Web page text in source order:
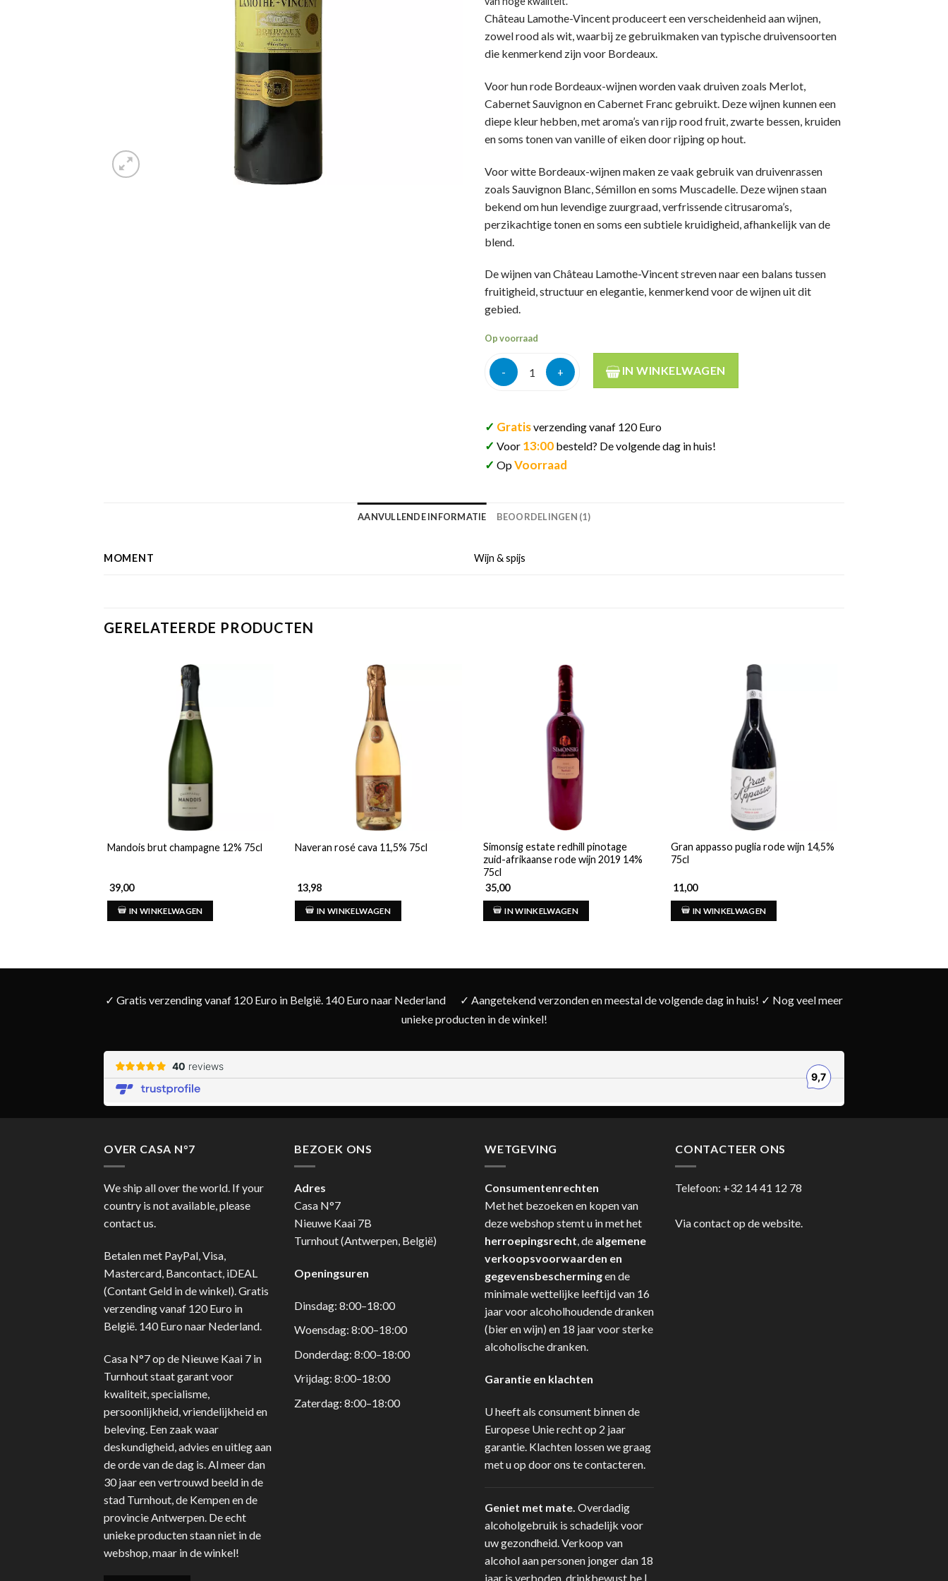
Château Lamothe-Vincent produceert een verscheidenheid aan wijnen,
zowel rood als wit, waarbij ze gebruikmaken van typische druivensoorten
die kenmerkend zijn voor Bordeaux.
Voor hun rode Bordeaux-wijnen worden vaak druiven zoals Merlot,
Cabernet Sauvignon en Cabernet Franc gebruikt. Deze wijnen kunnen een
diepe kleur hebben, met aroma’s van rijp rood fruit, zwarte bessen, kruiden
en soms tonen van vanille of eiken door rijping op hout.
Voor witte Bordeaux-wijnen maken ze vaak gebruik van druivenrassen
zoals Sauvignon Blanc, Sémillon en soms Muscadelle. Deze wijnen staan
bekend om hun levendige zuurgraad, verfrissende citrusaroma’s,
perzikachtige tonen en soms een subtiele kruidigheid, afhankelijk van de
blend.
De wijnen van Château Lamothe-Vincent streven naar een balans tussen
fruitigheid, structuur en elegantie, kenmerkend voor de wijnen uit dit
gebied.
Op voorraad
Chateau lamothe-vincent bordeaux heritage 2020 rode wijn 14,5% 75cl aantal
IN WINKELWAGEN
✓ Gratisverzending vanaf 120 Euro
✓ Voor 13:00 besteld? De volgende dag in huis!
✓ OpVoorraad
AANVULLENDE INFORMATIE BEOORDELINGEN (1)
MOMENT Wijn & spijs
GERELATEERDE PRODUCTEN
Mandois brut champagne 12% 75cl
39,00
IN WINKELWAGEN
Naveran rosé cava 11,5% 75cl
13,98
IN WINKELWAGEN
Simonsig estate redhill pinotage
zuid-afrikaanse rode wijn 2019 14%
75cl
35,00
IN WINKELWAGEN
Gran appasso puglia rode wijn 14,5%
75cl
11,00
IN WINKELWAGEN
✓ Gratis verzending vanaf 120 Euro in België. 140 Euro naar Nederland
✓ Aangetekend verzonden en meestal de volgende dag in huis! ✓ Nog veel meer
unieke producten in de winkel!
OVER CASA N°7
We ship all over the world. If your
country is not available, please
contact us.
Betalen met PayPal, Visa,
Mastercard, Bancontact, iDEAL
(Contant Geld in de winkel). Gratis
verzending vanaf 120 Euro in
België. 140 Euro naar Nederland.
Casa N°7 op de Nieuwe Kaai 7 in
Turnhout staat garant voor
kwaliteit, specialisme,
persoonlijkheid, vriendelijkheid en
beleving. Een zaak waar
deskundigheid, advies en uitleg aan
de orde van de dag is. Al meer dan
30 jaar een vertrouwd beeld in de
stad Turnhout, de Kempen en de
provincie Antwerpen. De echt
unieke producten staan niet in de
webshop, maar in de winkel!
BEZOEK ONS
Adres
Casa N°7
Nieuwe Kaai 7B
Turnhout (Antwerpen, België)
Openingsuren
Dinsdag: 8:00–18:00
Woensdag: 8:00–18:00
Donderdag: 8:00–18:00
Vrijdag: 8:00–18:00
Zaterdag: 8:00–18:00
WETGEVING
Consumentenrechten
Met het bezoeken en kopen van
deze webshop stemt u in met het
herroepingsrecht, de algemene
verkoopsvoorwaarden en
gegevensbeschermingen de
minimale wettelijke leeftijd van 16
jaar voor alcoholhoudende dranken
(bier en wijn) en 18 jaar voor sterke
alcoholische dranken.
Garantie en klachten
U heeft als consument binnen de
Europese Unie recht op 2 jaar
garantie. Klachten lossen we graag
met u op door ons te contacteren.
Geniet met mate. Overdadig
alcoholgebruik is schadelijk voor
uw gezondheid. Verkoop van
alcohol aan personen jonger dan 18
jaar is verboden. drinkbewust.be |
CONTACTEER ONS
Telefoon: +32 14 41 12 78
Via contact op de website.